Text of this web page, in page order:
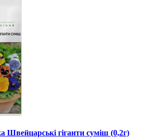
Швейцарські гіганти суміш (0,2г)